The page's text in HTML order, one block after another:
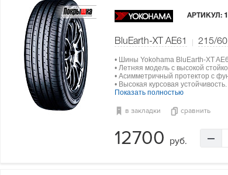
АРТИКУЛ:
BluEarth-XT AE61 215/60
• Шины Yokohama BluEarth-XT
• Летняя модель с высокой
• Асимметричный протектор с
• Высокая курсовая устойчивость.
Показать полностью
в закладки сравнить
12700 руб.